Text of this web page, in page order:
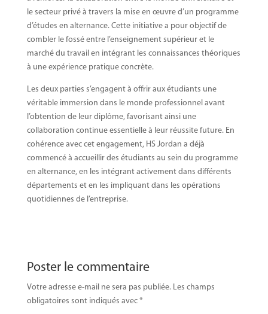
le secteur privé à travers la mise en œuvre d’un programme
d’études en alternance. Cette initiative a pour objectif de
combler le fossé entre l’enseignement supérieur et le
marché du travail en intégrant les connaissances théoriques
à une expérience pratique concrète.
Les deux parties s’engagent à offrir aux étudiants une
véritable immersion dans le monde professionnel avant
l’obtention de leur diplôme, favorisant ainsi une
collaboration continue essentielle à leur réussite future. En
cohérence avec cet engagement, HS Jordan a déjà
commencé à accueillir des étudiants au sein du programme
en alternance, en les intégrant activement dans différents
départements et en les impliquant dans les opérations
quotidiennes de l’entreprise.
Poster le commentaire
Votre adresse e-mail ne sera pas publiée. Les champs
obligatoires sont indiqués avec *